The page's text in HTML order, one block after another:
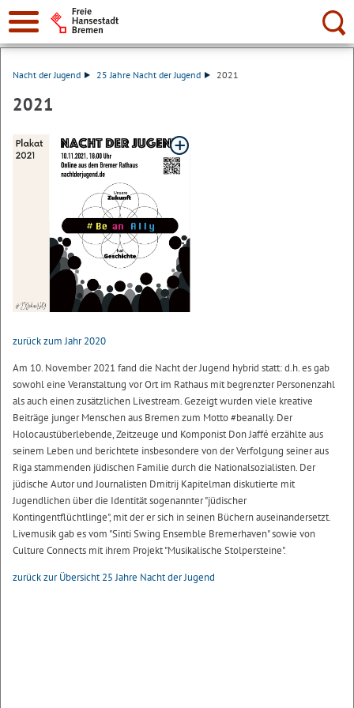
Suche:
Nacht der Jugend 25 Jahre Nacht der Jugend 2021
2021
zurück zum Jahr 2020
Am 10. November 2021 fand die Nacht der Jugend hybrid statt: d.h. es gab
sowohl eine Veranstaltung vor Ort im Rathaus mit begrenzter Personenzahl
als auch einen zusätzlichen Livestream. Gezeigt wurden viele kreative
Beiträge junger Menschen aus Bremen zum Motto #beanally. Der
Holocaustüberlebende, Zeitzeuge und Komponist Don Jaffé erzählte aus
seinem Leben und berichtete insbesondere von der Verfolgung seiner aus
Riga stammenden jüdischen Familie durch die Nationalsozialisten. Der
jüdische Autor und Journalisten Dmitrij Kapitelman diskutierte mit
Jugendlichen über die Identität sogenannter "jüdischer
Kontingentflüchtlinge", mit der er sich in seinen Büchern auseinandersetzt.
Livemusik gab es vom "Sinti Swing Ensemble Bremerhaven" sowie von
Culture Connects mit ihrem Projekt "Musikalische Stolpersteine".
zurück zur Übersicht 25 Jahre Nacht der Jugend